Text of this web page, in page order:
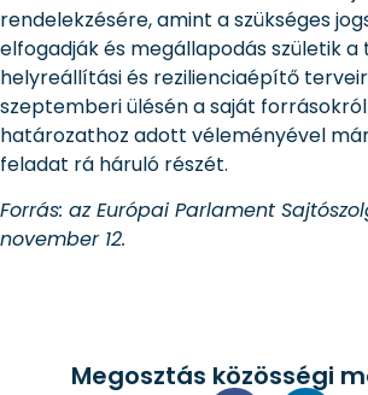
rendelekzésére, amint a szükséges
elfogadják és megállapodás születik
helyreállítási és rezilienciaépítő
szeptemberi ülésén a saját
határozathoz adott véleményével
feladat rá háruló részét.
Forrás: az Európai Parlament
november 12.
Megosztás közösségi